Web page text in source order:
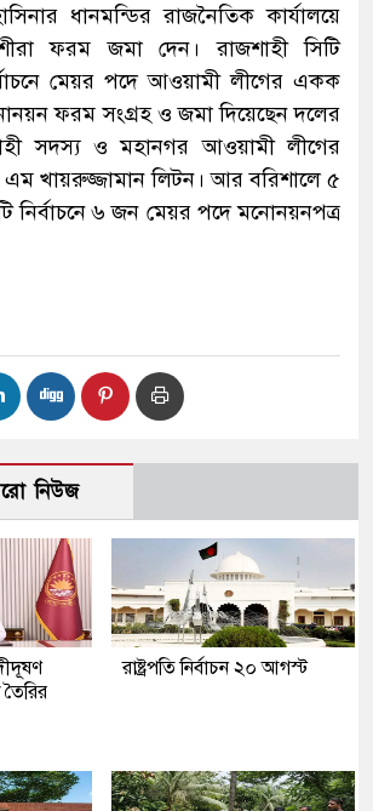
ধানমন্ডির রাজনৈতিক কার্যালয়ে
ফরম জমা দেন। রাজশাহী সিটি
মেয়র পদে আওয়ামী লীগের একক
ফরম সংগ্রহ ও জমা দিয়েছেন দলের
সদস্য ও মহানগর আওয়ামী লীগের
খায়রুজ্জামান লিটন। আর বরিশালে ৫
নির্বাচনে ৬ জন মেয়র পদে মনোনয়নপত্র
নিউজ
রাষ্ট্রপতি নির্বাচন ২০ আগস্ট